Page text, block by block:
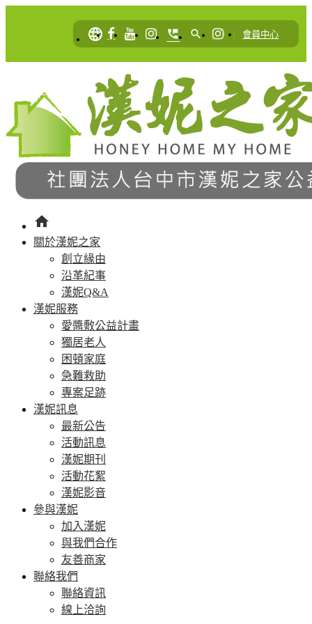
language perm_phone_msg search | 會員中心
home
關於漢妮之家
創立緣由
沿革紀事
漢妮Q&A
漢妮服務
愛醬敷公益計畫
獨居老人
困頓家庭
急難救助
專案足跡
漢妮訊息
最新公告
活動訊息
漢妮期刊
活動花絮
漢妮影音
參與漢妮
加入漢妮
與我們合作
友善商家
聯絡我們
聯絡資訊
線上洽詢